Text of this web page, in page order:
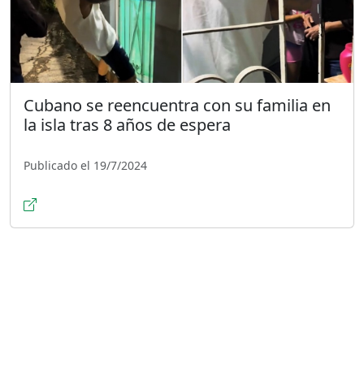
Cubano se reencuentra con su familia en
la isla tras 8 años de espera
Publicado el 19/7/2024